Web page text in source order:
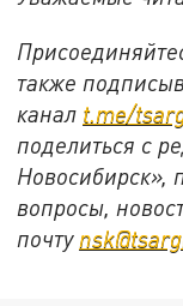
также
канал t.me/
поделиться с
Новосибирск»,
вопросы,
почту